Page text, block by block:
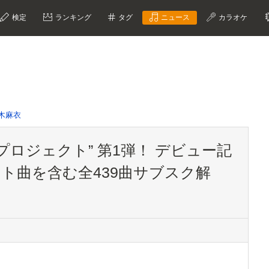
検定 ランキング タグ ニュース カラオケ
麻衣
ロジェクト” 第1弾！ デビュー記
曲を含む全439曲サブスク解